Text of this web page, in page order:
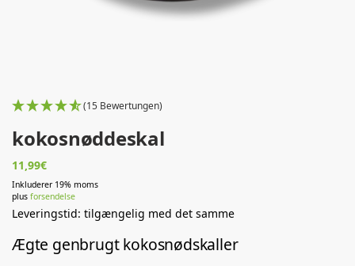
(15 Bewertungen)
kokosnøddeskal
11,99€
Inkluderer 19% moms
plus forsendelse
Leveringstid: tilgængelig med det samme
Ægte genbrugt kokosnødskaller